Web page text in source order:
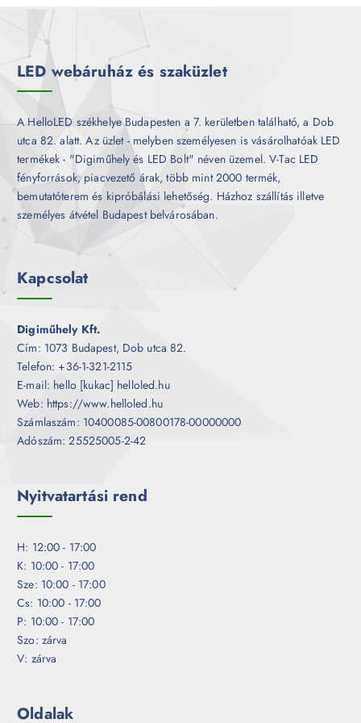
LED webáruház és szaküzlet
A HelloLED székhelye Budapesten a 7. kerületben található, a Dob
utca 82. alatt. Az üzlet - melyben személyesen is vásárolhatóak LED
termékek - "Digiműhely és LED Bolt" néven üzemel. V-Tac LED
fényforrások, piacvezető árak, több mint 2000 termék,
bemutatóterem és kipróbálási lehetőség. Házhoz szállítás illetve
személyes átvétel Budapest belvárosában.
Kapcsolat
Digiműhely Kft.
Cím: 1073 Budapest, Dob utca 82.
Telefon: +36-1-321-2115
E-mail: hello [kukac] helloled.hu
Web: https://www.helloled.hu
Számlaszám: 10400085-00800178-00000000
Adószám: 25525005-2-42
Nyitvatartási rend
H: 12:00 - 17:00
K: 10:00 - 17:00
Sze: 10:00 - 17:00
Cs: 10:00 - 17:00
P: 10:00 - 17:00
Szo: zárva
V: zárva
Oldalak